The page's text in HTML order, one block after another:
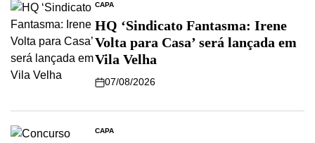
CAPA
HQ ‘Sindicato Fantasma: Irene
Volta para Casa’ será lançada em
Vila Velha
07/08/2026
CAPA